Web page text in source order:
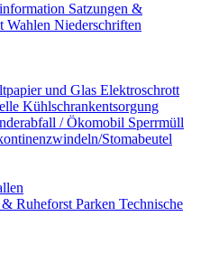
Satzungen &
Wahlen Niederschriften
und Glas Elektroschrott
Kühlschrankentsorgung
/ Ökomobil Sperrmüll
Stomabeutel
Ruheforst Parken Technische